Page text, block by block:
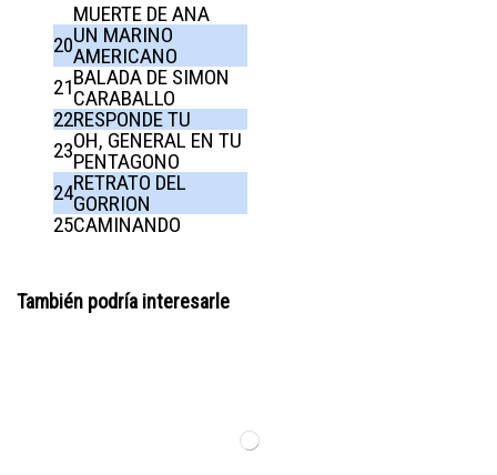
MUERTE DE ANA
20UN MARINO
AMERICANO
21BALADA DE SIMON
CARABALLO
22RESPONDE TU
23OH, GENERAL EN TU
PENTAGONO
24RETRATO DEL
GORRION
25CAMINANDO
También podría interesarle